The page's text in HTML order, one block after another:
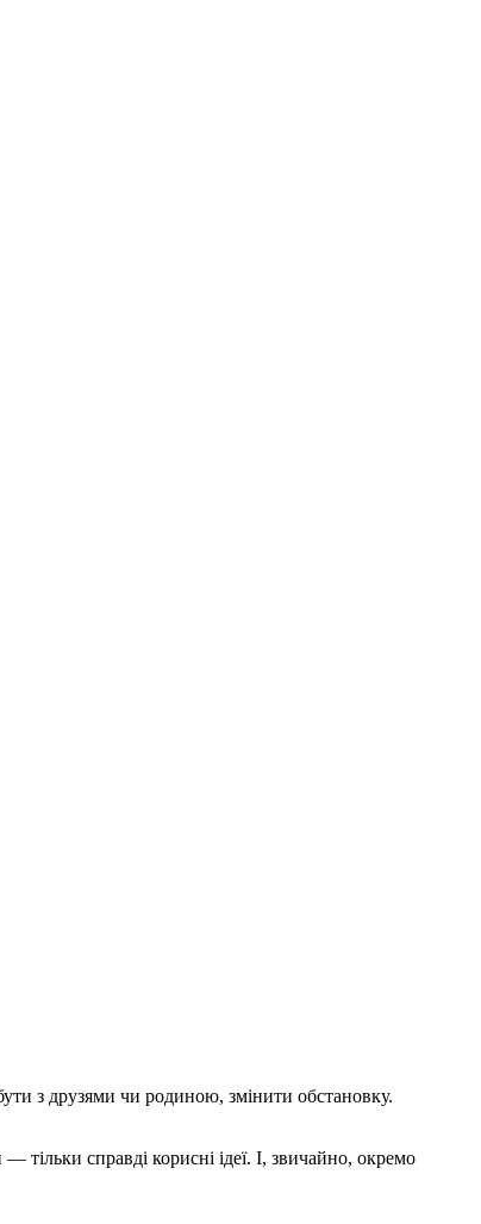
з друзями чи родиною, змінити обстановку.
тільки справді корисні ідеї. І, звичайно, окремо